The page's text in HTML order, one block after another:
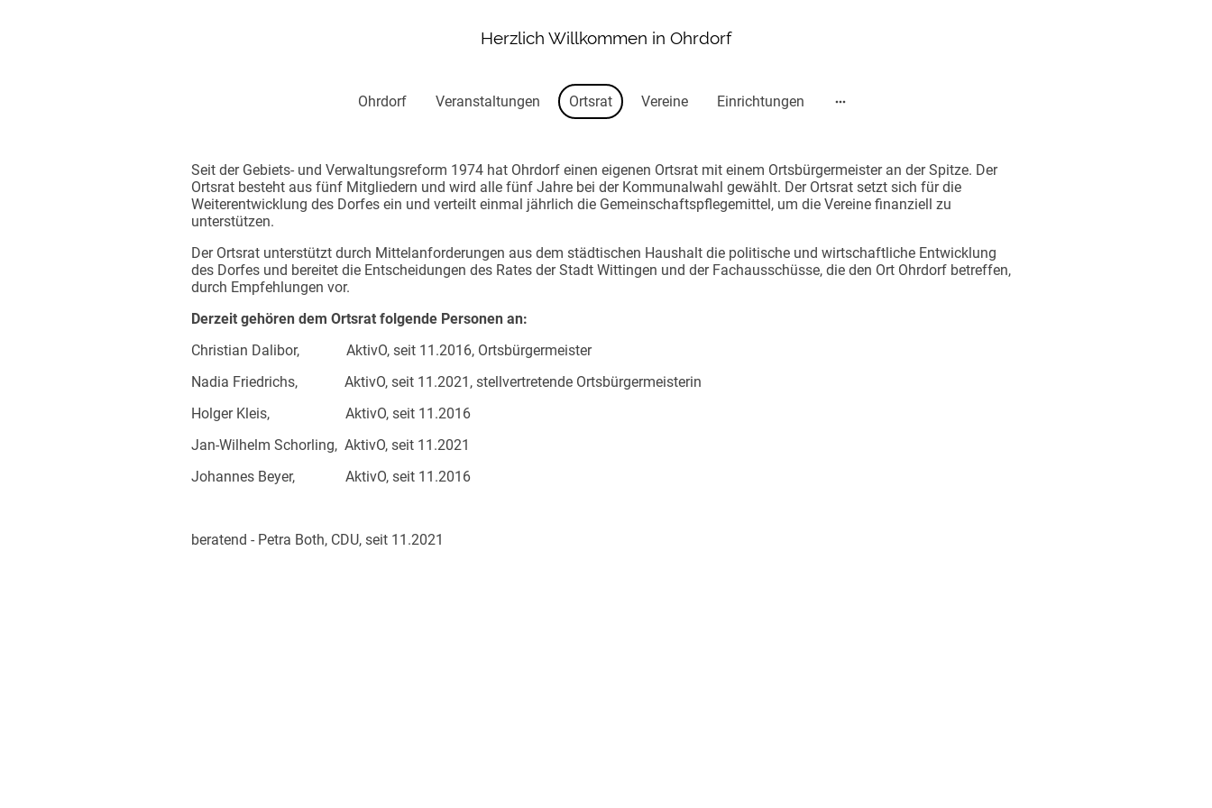
Herzlich Willkommen in Ohrdorf
Ohrdorf Veranstaltungen Ortsrat Vereine Einrichtungen
Seit der Gebiets- und Verwaltungsreform 1974 hat Ohrdorf einen eigenen Ortsrat mit einem Ortsbürgermeister an der Spitze. Der
Ortsrat besteht aus fünf Mitgliedern und wird alle fünf Jahre bei der Kommunalwahl gewählt. Der Ortsrat setzt sich für die
Weiterentwicklung des Dorfes ein und verteilt einmal jährlich die Gemeinschaftspflegemittel, um die Vereine finanziell zu
unterstützen.
Der Ortsrat unterstützt durch Mittelanforderungen aus dem städtischen Haushalt die politische und wirtschaftliche Entwicklung
des Dorfes und bereitet die Entscheidungen des Rates der Stadt Wittingen und der Fachausschüsse, die den Ort Ohrdorf betreffen,
durch Empfehlungen vor.
Derzeit gehören dem Ortsrat folgende Personen an:
Christian Dalibor, AktivO, seit 11.2016, Ortsbürgermeister
Nadia Friedrichs, AktivO, seit 11.2021, stellvertretende Ortsbürgermeisterin
Holger Kleis, AktivO, seit 11.2016
Jan-Wilhelm Schorling, AktivO, seit 11.2021
Johannes Beyer, AktivO, seit 11.2016
beratend - Petra Both, CDU, seit 11.2021